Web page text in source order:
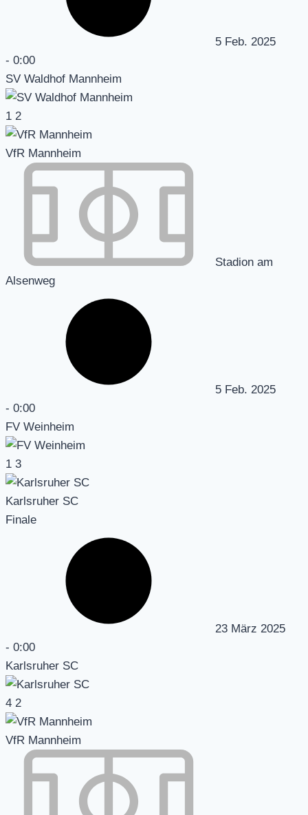
5 Feb. 2025
- 0:00
SV Waldhof Mannheim
1 2
VfR Mannheim
Stadion am
Alsenweg
5 Feb. 2025
- 0:00
FV Weinheim
1 3
Karlsruher SC
Finale
23 März 2025
- 0:00
Karlsruher SC
4 2
VfR Mannheim